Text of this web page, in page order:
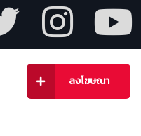
ลงโฆษณา